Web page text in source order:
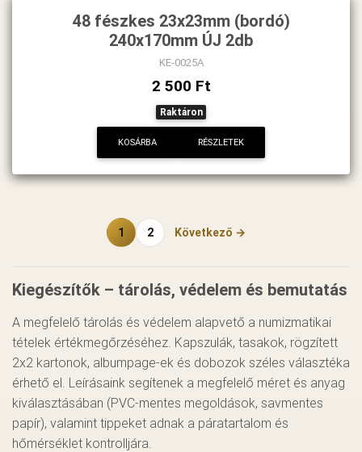
48 fészkes 23x23mm (bordó)
240x170mm ÚJ 2db
KE-0025A
2 500 Ft
Raktáron
KOSÁRBA RÉSZLETEK
1 2 Következő →
Kiegészítők – tárolás, védelem és bemutatás
A megfelelő tárolás és védelem alapvető a numizmatikai
tételek értékmegőrzéséhez. Kapszulák, tasakok, rögzített
2x2 kartonok, albumpage-ek és dobozok széles választéka
érhető el. Leírásaink segítenek a megfelelő méret és anyag
kiválasztásában (PVC-mentes megoldások, savmentes
papír), valamint tippeket adnak a páratartalom és
hőmérséklet kontrolljára.